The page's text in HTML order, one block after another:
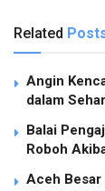
Related
Angin
dalam
Balai
Roboh
Aceh Besar